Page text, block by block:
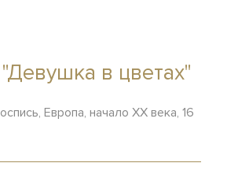
в цветах"
Европа, начало ХХ века, 16